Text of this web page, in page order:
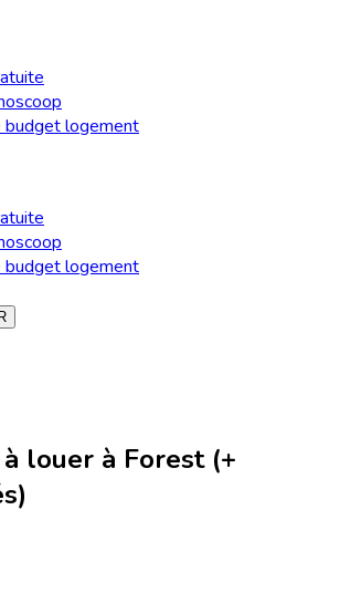
budget logement
budget logement
louer à Forest (+